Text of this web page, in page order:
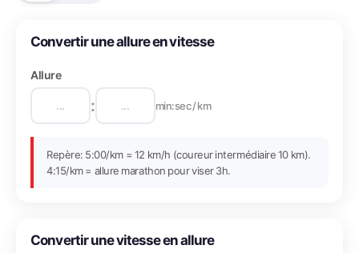
Convertir une allure en vitesse
Allure
: min:sec / km
Repère: 5:00/km = 12 km/h (coureur intermédiaire 10 km).
4:15/km = allure marathon pour viser 3h.
Convertir une vitesse en allure